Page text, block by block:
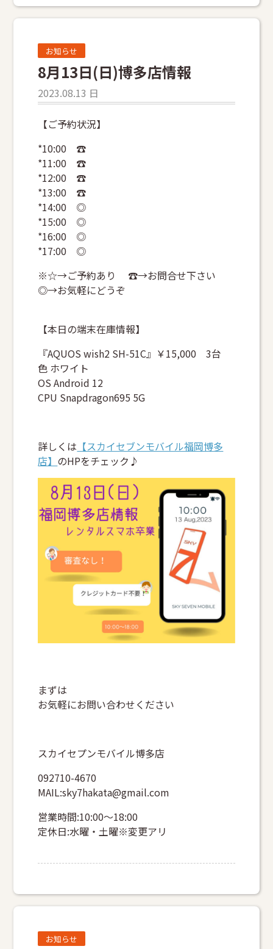
お知らせ
8月13日(日)博多店情報
2023.08.13 日
【ご予約状況】
*10:00 ☎
*11:00 ☎
*12:00 ☎
*13:00 ☎
*14:00 ◎
*15:00 ◎
*16:00 ◎
*17:00 ◎
※☆→ご予約あり ☎→お問合せ下さい
◎→お気軽にどうぞ
【本日の端末在庫情報】
『AQUOS wish2 SH-51C』￥15,000 3台
色 ホワイト
OS Android 12
CPU Snapdragon695 5G
詳しくは 【スカイセブンモバイル福岡博多
店】 のHPをチェック♪
まずは
お気軽にお問い合わせください
スカイセプンモバイル博多店
092710-4670
MAIL:sky7hakata@gmail.com
営業時間:10:00～18:00
定休日:水曜・土曜※変更アリ
お知らせ